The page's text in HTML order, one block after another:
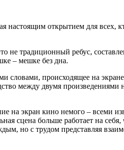
настоящим открытием для всех,
не традиционный ребус,
– мешке без дна.
словами, происходящее на
между двумя произведениями
на экран кино немого – всеми
сцена больше работает на
но с трудом представляя